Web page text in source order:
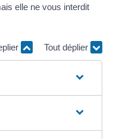
elle ne vous interdit
Tout déplier